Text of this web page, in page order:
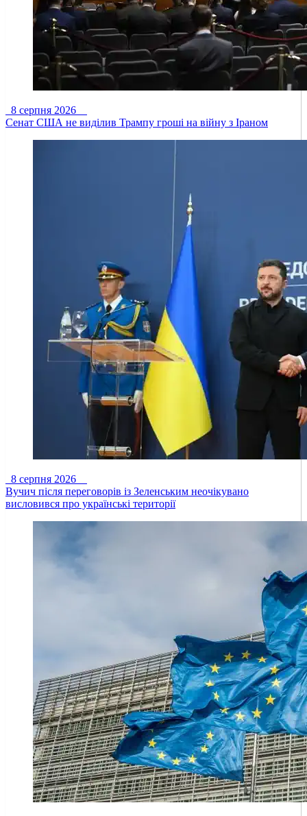
8 серпня 2026
Сенат США не виділив Трампу гроші на війну з Іраном
8 серпня 2026
Вучич після переговорів із Зеленським неочікувано
висловився про українські території